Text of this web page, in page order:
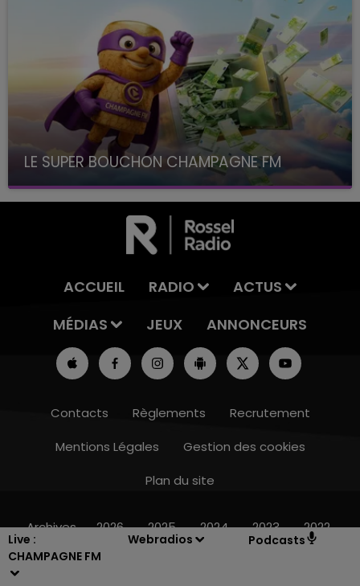
Live :
CHAMPAGNE FM
Webradios Podcasts
7h00 - 12h00
LE SUPER BOUCHON CHAMPAGNE FM
avec La Famille Champagne FM, à 8H10
ACCUEIL RADIO
ACTUS
MÉDIAS
JEUX ANNONCEURS
Contacts Règlements
Recrutement
Mentions Légales
Gestion des cookies
Plan du site
Archives 2026 2025 2024 2023 2022